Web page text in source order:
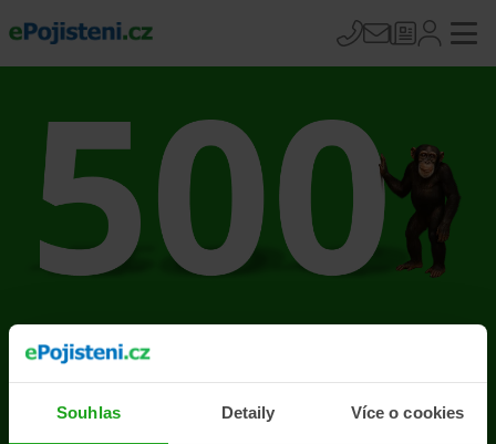
Souhlas Detaily Více o cookies
Na stránce se vyskytla
chyba